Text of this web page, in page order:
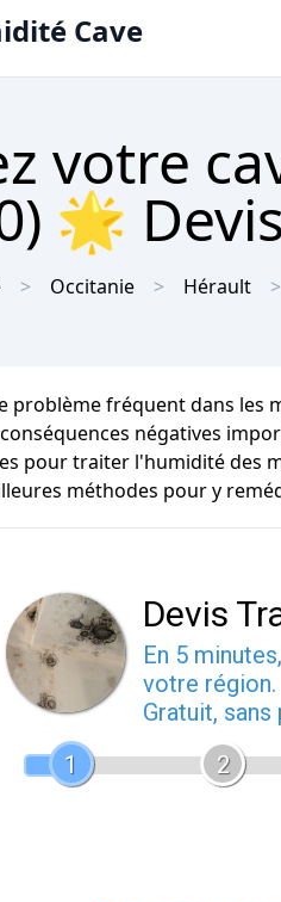
Cave
votre
🌟
Occitanie Hérault
fréquent dans les
négatives
pour traiter l'humidité des
méthodes pour y
Devis
En 5
votre région.
Gratuit, sans
1
2